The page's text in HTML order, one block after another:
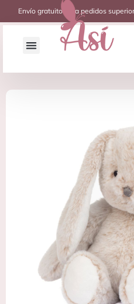
Envío gratuito para pedidos